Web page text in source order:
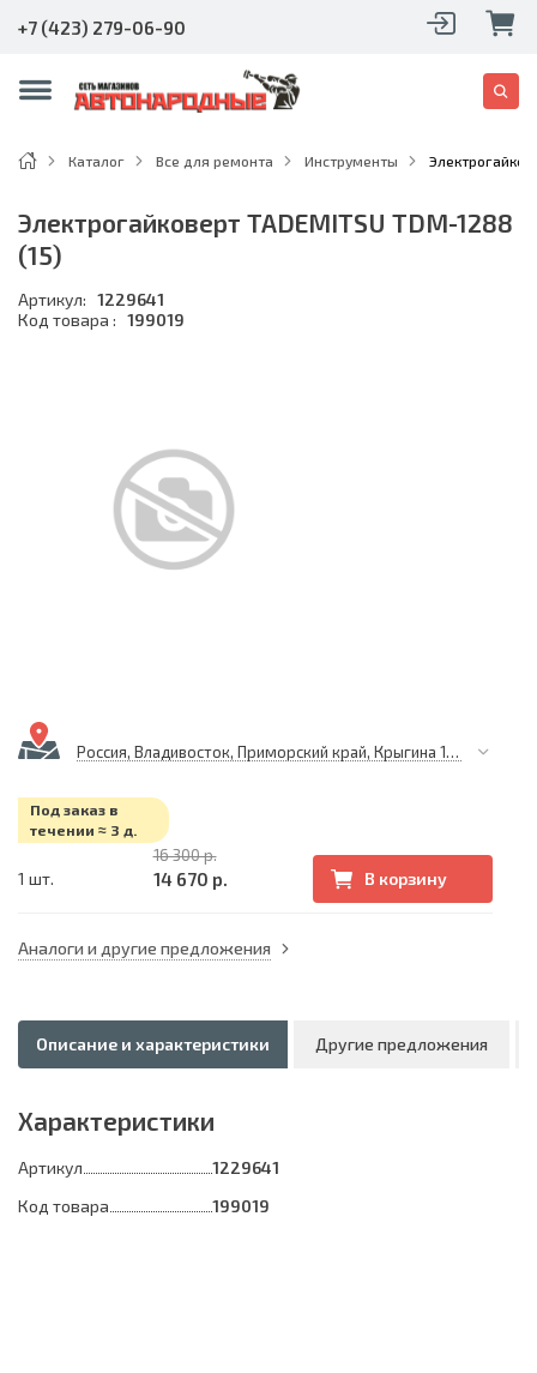
+7 (423) 279-06-90
Каталог Все для ремонта Инструменты
Электрогайковерт TADEMITSU TDM-1288
(15)
Артикул: 1229641
Код товара : 199019
Россия, Владивосток, Приморский край, Крыгина 105
Под заказ в
течении ≈ 3 д.
1 шт.
16 300 р.
14 670 р. В корзину
Аналоги и другие предложения
Описание и характеристики Другие предложения
Характеристики
Артикул
1229641
Код товара
199019